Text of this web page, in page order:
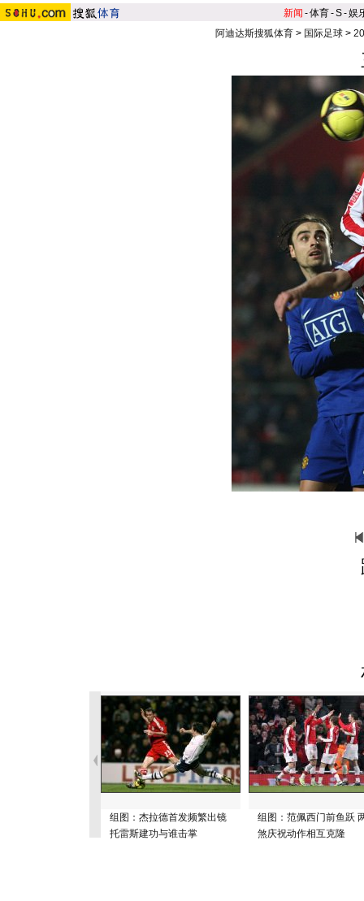
新闻 -体育-S-娱
阿迪达斯搜狐体育 > 国际足球 >
组图：杰拉德首发频繁出镜
托雷斯建功与谁击掌
组图：范佩西门前鱼跃
煞庆祝动作相互克隆